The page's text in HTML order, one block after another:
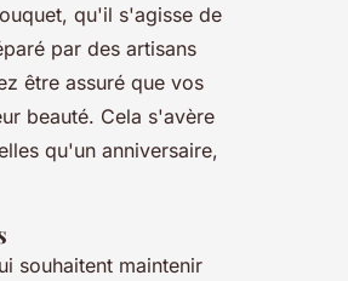
qu'il s'agisse de
par des artisans
être assuré que vos
beauté. Cela s'avère
qu'un anniversaire,
souhaitent maintenir